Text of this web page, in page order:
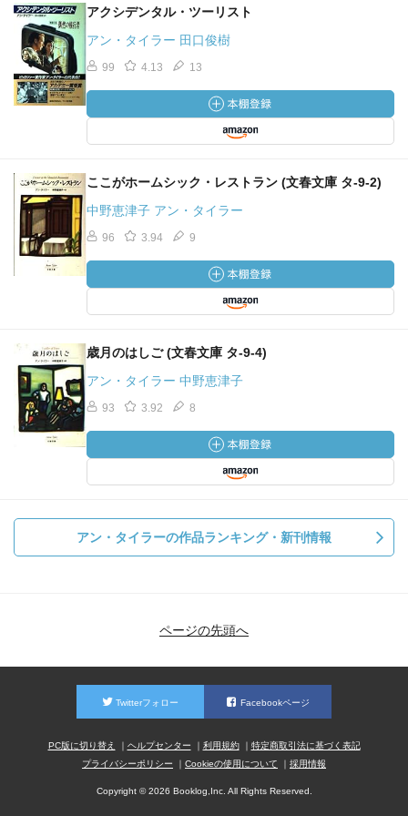
アクシデンタル・ツーリスト
アン・タイラー 田口俊樹
99 4.13 13
ここがホームシック・レストラン (文春文庫 タ-9-2)
中野恵津子 アン・タイラー
96 3.94 9
歳月のはしご (文春文庫 タ-9-4)
アン・タイラー 中野恵津子
93 3.92 8
アン・タイラーの作品ランキング・新刊情報
ページの先頭へ
Twitterフォロー Facebookページ
PC版に切り替え ヘルプセンター 利用規約
特定商取引法に基づく表記
プライバシーポリシー
Cookieの使用について 採用情報
Copyright © 2026 Booklog,Inc. All Rights Reserved.